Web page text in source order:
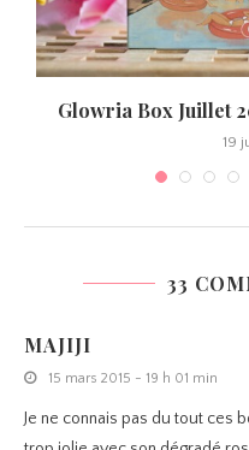
Glowria Box Juillet
19
33
MAJIJI
15 mars 2015 - 19 h 01 min
Je ne connais pas du tout ces